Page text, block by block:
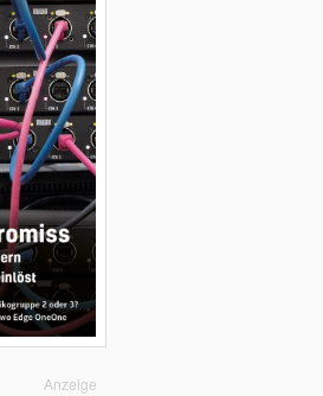
Anzeige